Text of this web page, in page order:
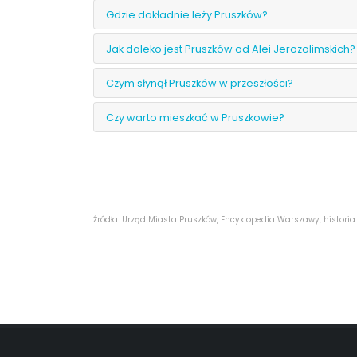
Gdzie dokładnie leży Pruszków?
Jak daleko jest Pruszków od Alei Jerozolimskich?
Czym słynął Pruszków w przeszłości?
Czy warto mieszkać w Pruszkowie?
Źródła: Urząd Miasta Pruszków, Encyklopedia Warszawy,